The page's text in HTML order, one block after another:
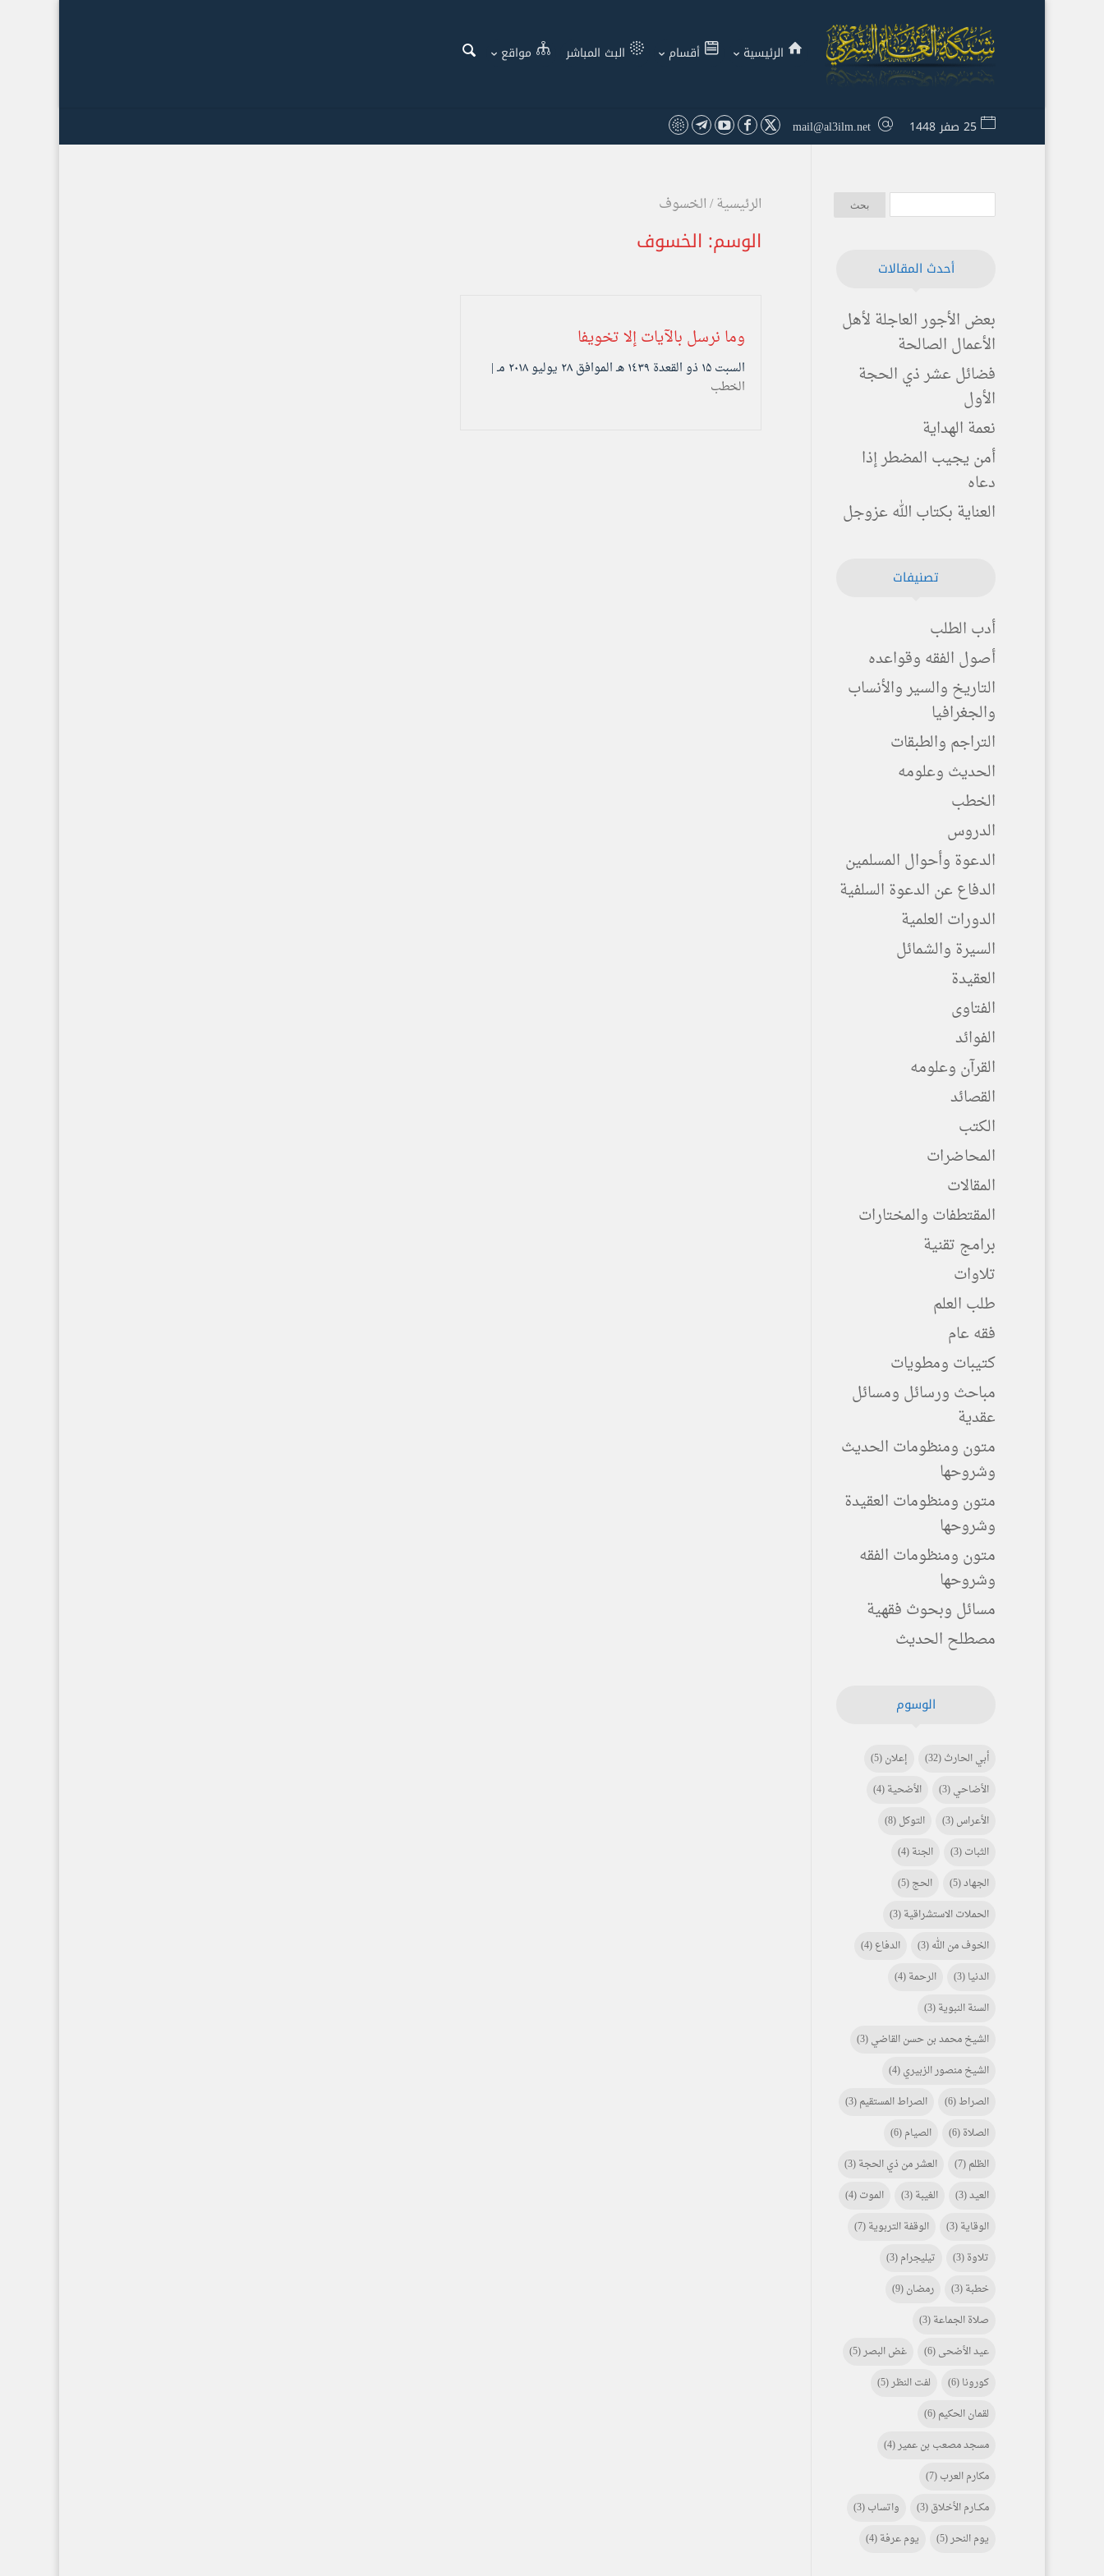
الرئيسية أقسام البث المباشر مواقع
25 صفر 1448 mail@al3ilm.net
الرئيسية/الخسوف
الوسم: الخسوف
وما نرسل بالآيات إلا تخويفا
السبت ۱۵ ذو القعدة ۱٤۳۹ هـ الموافق ۲۸ يوليو ۲۰۱۸ مـ |
الخطب
أحدث المقالات
بعض الأجور العاجلة لأهل
الأعمال الصالحة
فضائل عشر ذي الحجة
الأول
نعمة الهداية
أمن يجيب المضطر إذا
دعاه
العناية بكتاب الله عزوجل
تصنيفات
أدب الطلب
أصول الفقه وقواعده
التاريخ والسير والأنساب
والجغرافيا
التراجم والطبقات
الحديث وعلومه
الخطب
الدروس
الدعوة وأحوال المسلمين
الدفاع عن الدعوة السلفية
الدورات العلمية
السيرة والشمائل
العقيدة
الفتاوى
الفوائد
القرآن وعلومه
القصائد
الكتب
المحاضرات
المقالات
المقتطفات والمختارات
برامج تقنية
تلاوات
طلب العلم
فقه عام
كتيبات ومطويات
مباحث ورسائل ومسائل
عقدية
متون ومنظومات الحديث
وشروحها
متون ومنظومات العقيدة
وشروحها
متون ومنظومات الفقه
وشروحها
مسائل وبحوث فقهية
مصطلح الحديث
الوسوم
أبي الحارث(32) إعلان(5)
الأضاحي(3) الأضحية(4)
الأعراس(3) التوكل(8)
الثبات(3) الجنة(4)
الجهاد(5) الحج(5)
الحملات الاستشراقية(3)
الخوف من الله(3) الدفاع(4)
الدنيا(3) الرحمة(4)
السنة النبوية(3)
الشيخ محمد بن حسن القاضي(3)
الشيخ منصور الزبيري(4)
الصراط(6) الصراط المستقيم(3)
الصلاة(6) الصيام(6)
الظلم(7) العشر من ذي الحجة(3)
العيد(3) الغيبة(3) الموت(4)
الوقاية(3) الوقفة التربوية(7)
تلاوة(3) تيليجرام(3)
خطبة(3) رمضان(9)
صلاة الجماعة(3)
عيد الأضحى(6) غض البصر(5)
كورونا(6) لفت النظر(5)
لقمان الحكيم(6)
مسجد مصعب بن عمير(4)
مكارم العرب(7)
مكـــارم الأخلاق(3) واتساب(3)
يوم النحر(5) يوم عرفة(4)